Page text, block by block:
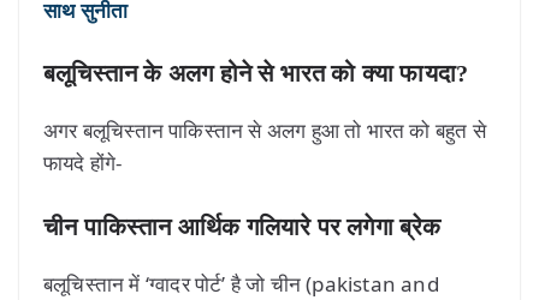
साथ सुनीता
बलूचिस्तान के अलग होने से भारत को क्या फायदा?
अगर बलूचिस्तान पाकिस्तान से अलग हुआ तो भारत को बहुत से
फायदे होंगे-
चीन पाकिस्तान आर्थिक गलियारे पर लगेगा ब्रेक
बलूचिस्तान में ‘ग्वादर पोर्ट’ है जो चीन (pakistan and